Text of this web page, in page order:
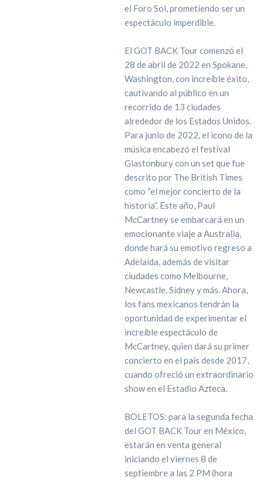
el Foro Sol, prometiendo ser un
espectáculo imperdible.
El GOT BACK Tour comenzó el
28 de abril de 2022 en Spokane,
Washington, con increíble éxito,
cautivando al público en un
recorrido de 13 ciudades
alrededor de los Estados Unidos.
Para junio de 2022, el icono de la
música encabezó el festival
Glastonbury con un set que fue
descrito por The British Times
como “el mejor concierto de la
historia”. Este año, Paul
McCartney se embarcará en un
emocionante viaje a Australia,
donde hará su emotivo regreso a
Adelaida, además de visitar
ciudades como Melbourne,
Newcastle, Sídney y más. Ahora,
los fans mexicanos tendrán la
oportunidad de experimentar el
increíble espectáculo de
McCartney, quien dará su primer
concierto en el país desde 2017,
cuando ofreció un extraordinario
show en el Estadio Azteca.
BOLETOS: para la segunda fecha
del GOT BACK Tour en México,
estarán en venta general
iniciando el viernes 8 de
septiembre a las 2 PM (hora